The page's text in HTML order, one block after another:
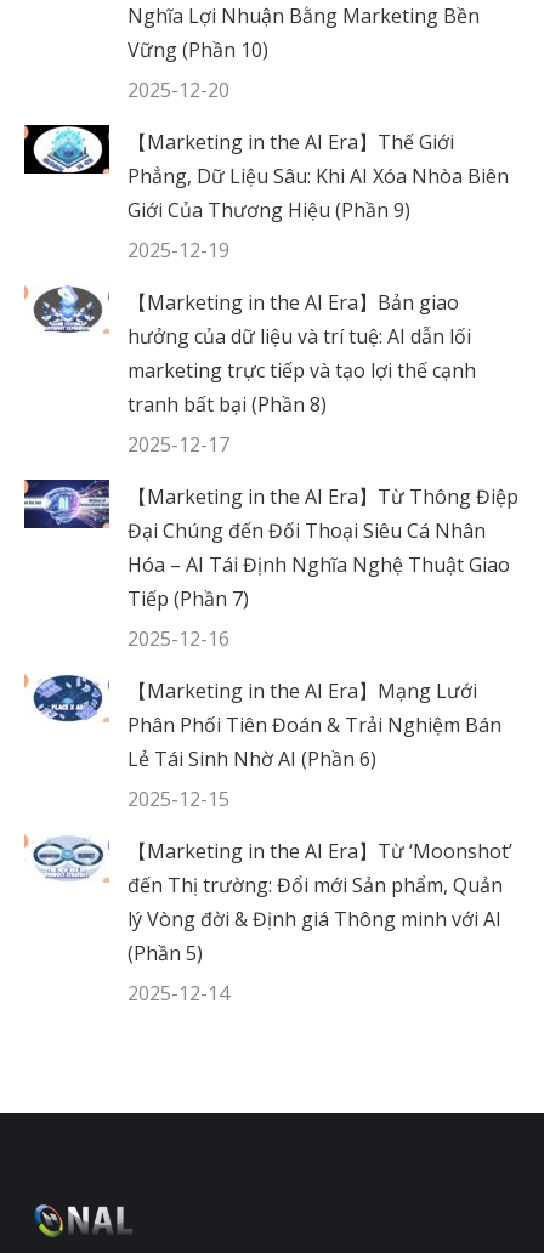
Nghĩa Lợi Nhuận Bằng Marketing Bền
Vững (Phần 10)
2025-12-20
【Marketing in the AI Era】Thế Giới
Phẳng, Dữ Liệu Sâu: Khi AI Xóa Nhòa Biên
Giới Của Thương Hiệu (Phần 9)
2025-12-19
【Marketing in the AI Era】Bản giao
hưởng của dữ liệu và trí tuệ: AI dẫn lối
marketing trực tiếp và tạo lợi thế cạnh
tranh bất bại (Phần 8)
2025-12-17
【Marketing in the AI Era】Từ Thông Điệp
Đại Chúng đến Đối Thoại Siêu Cá Nhân
Hóa – AI Tái Định Nghĩa Nghệ Thuật Giao
Tiếp (Phần 7)
2025-12-16
【Marketing in the AI Era】Mạng Lưới
Phân Phối Tiên Đoán & Trải Nghiệm Bán
Lẻ Tái Sinh Nhờ AI (Phần 6)
2025-12-15
【Marketing in the AI Era】Từ ‘Moonshot’
đến Thị trường: Đổi mới Sản phẩm, Quản
lý Vòng đời & Định giá Thông minh với AI
(Phần 5)
2025-12-14